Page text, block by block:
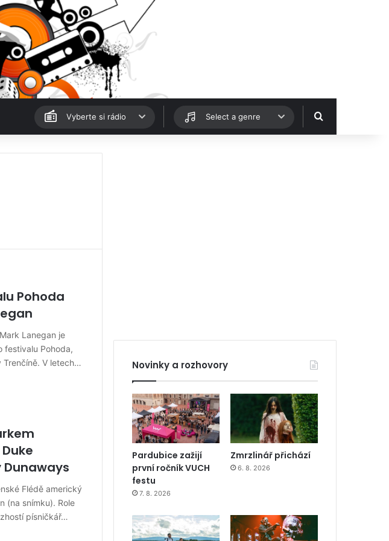
Vyberte si rádio Select a genre Hledat
Pohoda
Lanegan je
festivalu Pohoda,
V letech…
Dunaways
Flédě americký
(na snímku). Role
písničkář…
Novinky a rozhovory
Pardubice zažijí
první ročník VUCH
festu
7. 8. 2026
Zmrzlinář přichází
6. 8. 2026